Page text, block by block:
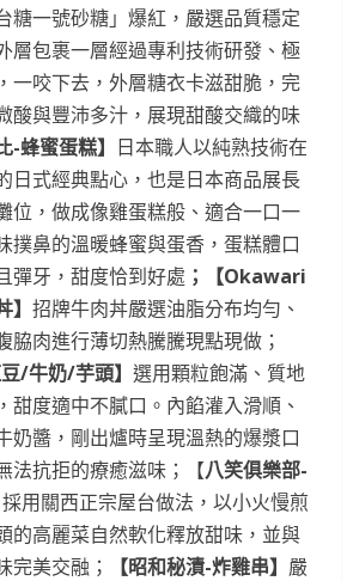
糖一號砂糖」爆紅，嚴選品質穩定
層包裹一層經過專利技術研發、極
一咬下去，外層糖衣卡滋甜脆，完
酸與豐沛多汁，展現甜酸交織的味
-蜂蜜蛋糕】 日本職人以純熟技術在
日式經典點心，也是日本商品展長
位，做成像雞蛋糕般、適合一口一
撲鼻的溫暖蜂蜜與蛋香，蛋糕體口
彈牙，甜度恰到好處 ；【Okawari
招牌牛肉丼嚴選油脂分布均勻、
脇肉進行薄切熱騰騰現點現做；
/牛奶/芋頭】 選用顆粒飽滿、質地
甜度適中不膩口。內餡灌入滑順、
奶醬，剛出爐時呈現溫熱的爆漿口
法抗拒的療癒滋味；【八笑俱樂部-
用關西正宗屋台做法，以小火慢煎
的高麗菜自然軟化釋放甜味，並與
完美交融；
【昭和秘漬-炸雞串】 嚴